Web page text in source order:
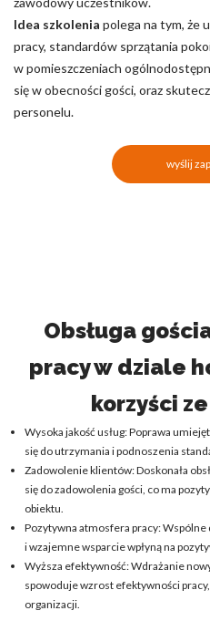
Idea szkolenia polega na tym, że
pracy, standardów sprzątania
w pomieszczeniach
się w obecności gości, oraz
personelu.
wyślij
Obsługa
pracy w dziale
korzyści
Wysoka jakość usług: Poprawa
się do utrzymania i podnoszenia
Zadowolenie klientów: Doskonała
się do zadowolenia gości, co ma
obiektu.
Pozytywna atmosfera pracy:
i wzajemne wsparcie wpłyną na
Wyższa efektywność: Wdrażanie
spowoduje wzrost efektywności
organizacji.